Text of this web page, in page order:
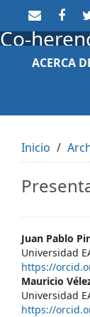
to
page
content
Content
Co-
ACERCA
Inicio
Main
Article
Juan Pablo
Universidad
https://
Mauricio
Universidad
https://